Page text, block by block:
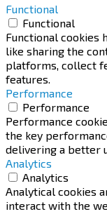
Functional
Functional
Functional
like sharing the
platforms, collect
features.
Performance
Performance
Performance
the key
delivering a better
Analytics
Analytics
Analytical cookies
interact with the